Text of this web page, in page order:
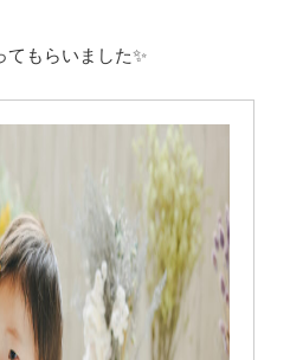
もらいました✨